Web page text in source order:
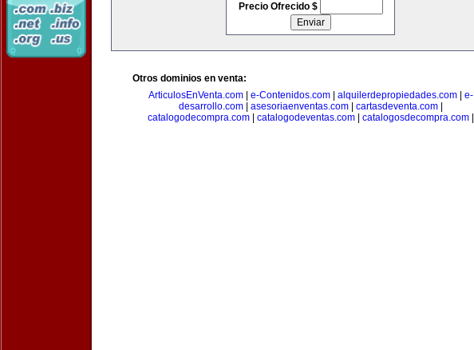
Precio Ofrecido $
Otros dominios en venta:
ArticulosEnVenta.com| e-Contenidos.com| alquilerdepropiedades.com| e-
desarrollo.com| asesoriaenventas.com| cartasdeventa.com|
catalogodecompra.com| catalogodeventas.com| catalogosdecompra.com|